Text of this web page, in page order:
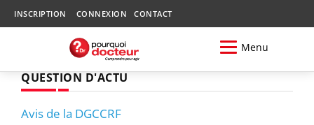
INSCRIPTION CONNEXION CONTACT
Menu
QUESTION D'ACTU
Avis de la DGCCRF